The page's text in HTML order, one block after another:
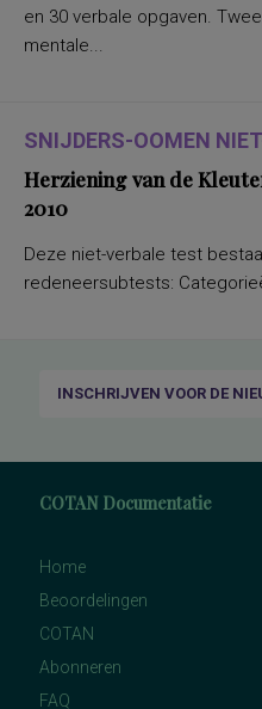
en 30 verbale opgaven.
mentale...
SNIJDERS-OOMEN
Herziening van de
2010
Deze niet-verbale test
redeneersubtests:
COTAN Documentatie
Home
Beoordelingen
COTAN
Abonneren
FAQ